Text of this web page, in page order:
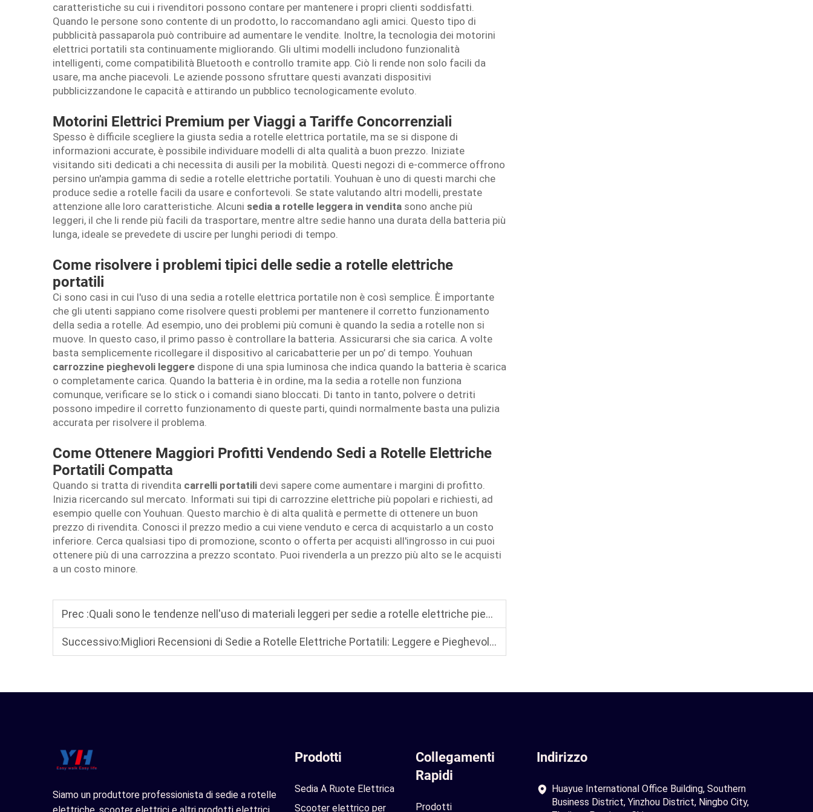
caratteristiche su cui i rivenditori possono contare per mantenere i propri clienti soddisfatti.
Quando le persone sono contente di un prodotto, lo raccomandano agli amici. Questo tipo di
pubblicità passaparola può contribuire ad aumentare le vendite. Inoltre, la tecnologia dei motorini
elettrici portatili sta continuamente migliorando. Gli ultimi modelli includono funzionalità
intelligenti, come compatibilità Bluetooth e controllo tramite app. Ciò li rende non solo facili da
usare, ma anche piacevoli. Le aziende possono sfruttare questi avanzati dispositivi
pubblicizzandone le capacità e attirando un pubblico tecnologicamente evoluto.
Motorini Elettrici Premium per Viaggi a Tariffe Concorrenziali
Spesso è difficile scegliere la giusta sedia a rotelle elettrica portatile, ma se si dispone di
informazioni accurate, è possibile individuare modelli di alta qualità a buon prezzo. Iniziate
visitando siti dedicati a chi necessita di ausili per la mobilità. Questi negozi di e-commerce offrono
persino un'ampia gamma di sedie a rotelle elettriche portatili. Youhuan è uno di questi marchi che
produce sedie a rotelle facili da usare e confortevoli. Se state valutando altri modelli, prestate
attenzione alle loro caratteristiche. Alcuni sedia a rotelle leggera in vendita sono anche più
leggeri, il che li rende più facili da trasportare, mentre altre sedie hanno una durata della batteria più
lunga, ideale se prevedete di uscire per lunghi periodi di tempo.
Come risolvere i problemi tipici delle sedie a rotelle elettriche
portatili
Ci sono casi in cui l'uso di una sedia a rotelle elettrica portatile non è così semplice. È importante
che gli utenti sappiano come risolvere questi problemi per mantenere il corretto funzionamento
della sedia a rotelle. Ad esempio, uno dei problemi più comuni è quando la sedia a rotelle non si
muove. In questo caso, il primo passo è controllare la batteria. Assicurarsi che sia carica. A volte
basta semplicemente ricollegare il dispositivo al caricabatterie per un po’ di tempo. Youhuan
carrozzine pieghevoli leggere dispone di una spia luminosa che indica quando la batteria è scarica
o completamente carica. Quando la batteria è in ordine, ma la sedia a rotelle non funziona
comunque, verificare se lo stick o i comandi siano bloccati. Di tanto in tanto, polvere o detriti
possono impedire il corretto funzionamento di queste parti, quindi normalmente basta una pulizia
accurata per risolvere il problema.
Come Ottenere Maggiori Profitti Vendendo Sedi a Rotelle Elettriche
Portatili Compatta
Quando si tratta di rivendita carrelli portatili devi sapere come aumentare i margini di profitto.
Inizia ricercando sul mercato. Informati sui tipi di carrozzine elettriche più popolari e richiesti, ad
esempio quelle con Youhuan. Questo marchio è di alta qualità e permette di ottenere un buon
prezzo di rivendita. Conosci il prezzo medio a cui viene venduto e cerca di acquistarlo a un costo
inferiore. Cerca qualsiasi tipo di promozione, sconto o offerta per acquisti all'ingrosso in cui puoi
ottenere più di una carrozzina a prezzo scontato. Puoi rivenderla a un prezzo più alto se le acquisti
a un costo minore.
Prec :Quali sono le tendenze nell'uso di materiali leggeri per sedie a rotelle elettriche pieghevoli?
Successivo:Migliori Recensioni di Sedie a Rotelle Elettriche Portatili: Leggere e Pieghevoli, Perfette per i Viaggi
Siamo un produttore professionista di sedie a rotelle
Prodotti
Sedia A Ruote Elettrica
Scooter elettrico per
Collegamenti
Rapidi
Prodotti
Indirizzo
Huayue International Office Building, Southern
Business District, Yinzhou District, Ningbo City,